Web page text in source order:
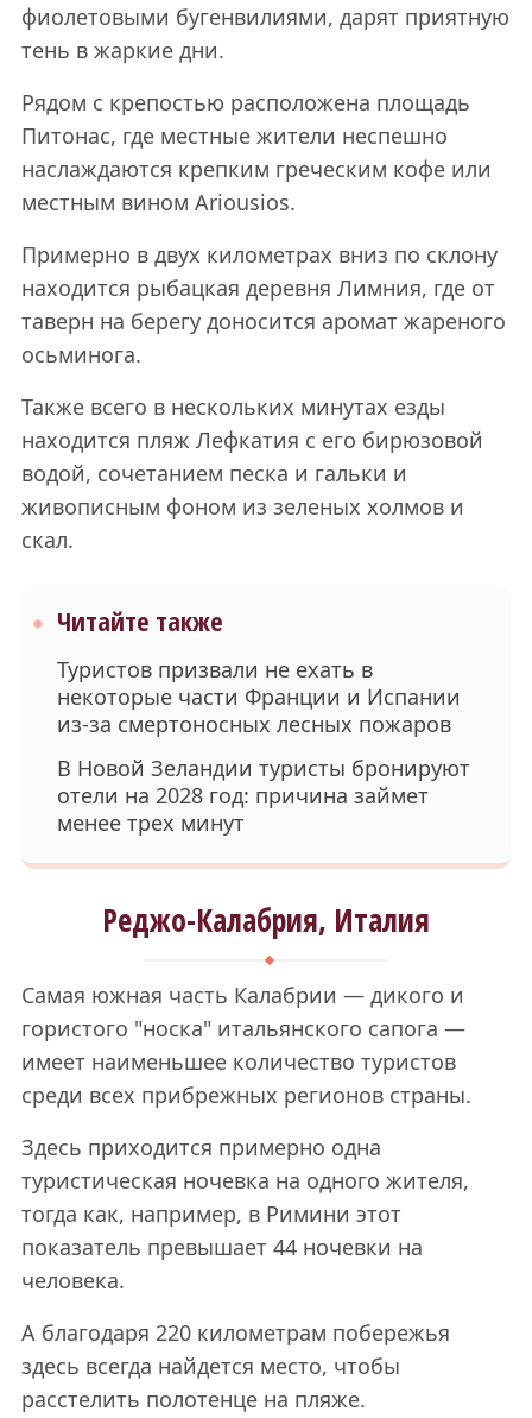
фиолетовыми бугенвилиями, дарят приятную
тень в жаркие дни.
Рядом с крепостью расположена площадь
Питонас, где местные жители неспешно
наслаждаются крепким греческим кофе или
местным вином Ariousios.
Примерно в двух километрах вниз по склону
находится рыбацкая деревня Лимния, где от
таверн на берегу доносится аромат жареного
осьминога.
Также всего в нескольких минутах езды
находится пляж Лефкатия с его бирюзовой
водой, сочетанием песка и гальки и
живописным фоном из зеленых холмов и
скал.
Читайте также
Туристов призвали не ехать в
некоторые части Франции и Испании
из-за смертоносных лесных пожаров
В Новой Зеландии туристы бронируют
отели на 2028 год: причина займет
менее трех минут
Реджо-Калабрия, Италия
Самая южная часть Калабрии — дикого и
гористого "носка" итальянского сапога —
имеет наименьшее количество туристов
среди всех прибрежных регионов страны.
Здесь приходится примерно одна
туристическая ночевка на одного жителя,
тогда как, например, в Римини этот
показатель превышает 44 ночевки на
человека.
А благодаря 220 километрам побережья
здесь всегда найдется место, чтобы
расстелить полотенце на пляже.